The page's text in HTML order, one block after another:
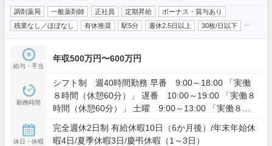
調剤薬局 一般薬剤師 正社員 定期昇給
ボーナス・賞与あり
残業なし／ほぼなし
有休推奨 駅5分 週休2.5日以上 30枚/日以下
給与・手当
年収500万円〜600万円
勤務時間
シフト制 週40時間勤務 早番 9:00～18:00 「実働
８時間（休憩60分）」 遅番 10:00～19:00 「実働８
時間（休憩60分）」 土曜 9:00～13:00 「実働８時
異なります。
休日・休暇
完全週休2日制 有給休暇10日（6か月後）/年末年始休
暇4日/夏季休暇3日/慶弔休暇（1～3日）